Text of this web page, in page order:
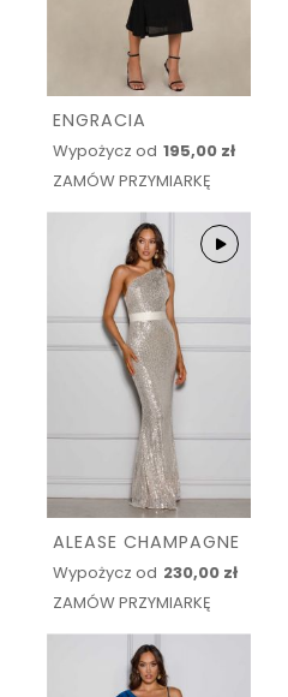
ENGRACIA
Wypożycz od 195,00 zł
ZAMÓW PRZYMIARKĘ
ALEASE CHAMPAGNE
Wypożycz od 230,00 zł
ZAMÓW PRZYMIARKĘ